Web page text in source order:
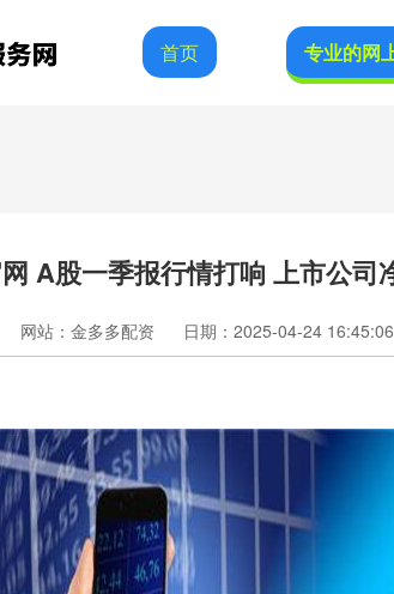
首页 专业的网
A股一季报行情打响 上市公司
网站：金多多配资 日期：2025-04-24 16:45:06